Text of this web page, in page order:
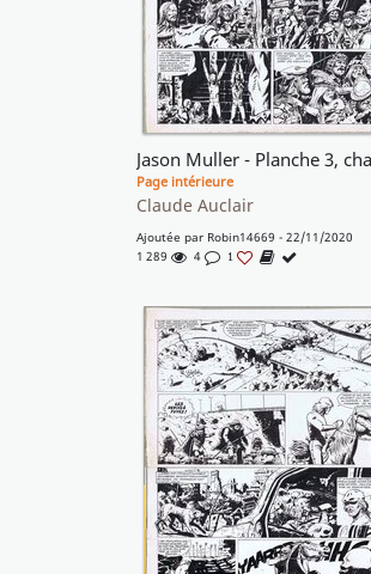
Page intérieure
Claude Auclair
Ajoutée par Robin14669 - 22/11/2020
1 289
4 1